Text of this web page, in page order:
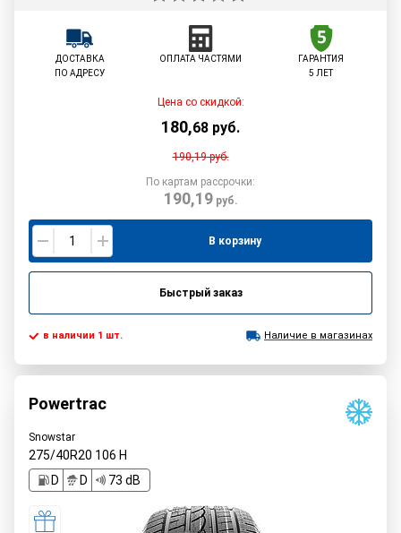
ДОСТАВКА
ПО АДРЕСУ
ОПЛАТА ЧАСТЯМИ
ГАРАНТИЯ
5 ЛЕТ
Цена со скидкой:
180,68 руб.
190,19руб.
По картам рассрочки:
190,19руб.
В корзину
Быстрый заказ
в наличии 1 шт. Наличие в магазинах
Powertrac
Snowstar
275/40R20 106 H
D
D 73 dB